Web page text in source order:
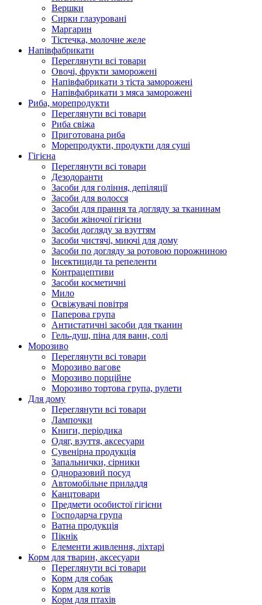
Вершки
Сирки глазуровані
Маргарин
Тістечка, молочне желе
Напівфабрикати
Переглянути всі товари
Овочі, фрукти заморожені
Напівфабрикати з тіста заморожені
Напівфабрикати з мяса заморожені
Риба, морепродукти
Переглянути всі товари
Риба свіжа
Приготована риба
Морепродукти, продукти для суші
Гігієна
Переглянути всі товари
Дезодоранти
Засоби для гоління, депіляції
Засоби для волосся
Засоби для прання та догляду за тканинам
Засоби жіночої гігієни
Засоби догляду за взуттям
Засоби чистячі, миючі для дому
Засоби по догляду за ротовою порожниною
Інсектициди та репеленти
Контрацептиви
Засоби косметичні
Мило
Освіжувачі повітря
Паперова група
Антистатичні засоби для тканин
Гель-душ, піна для ванн, солі
Морозиво
Переглянути всі товари
Морозиво вагове
Морозиво порційне
Морозиво тортова група, рулети
Для дому
Переглянути всі товари
Лампочки
Книги, періодика
Одяг, взуття, аксесуари
Сувенірна продукція
Запальнички, сірники
Одноразовий посуд
Автомобільне приладдя
Канцтовари
Предмети особистої гігієни
Господарча група
Ватна продукція
Пікнік
Елементи живлення, ліхтарі
Корм для тварин, аксесуари
Переглянути всі товари
Корм для собак
Корм для котів
Корм для птахів